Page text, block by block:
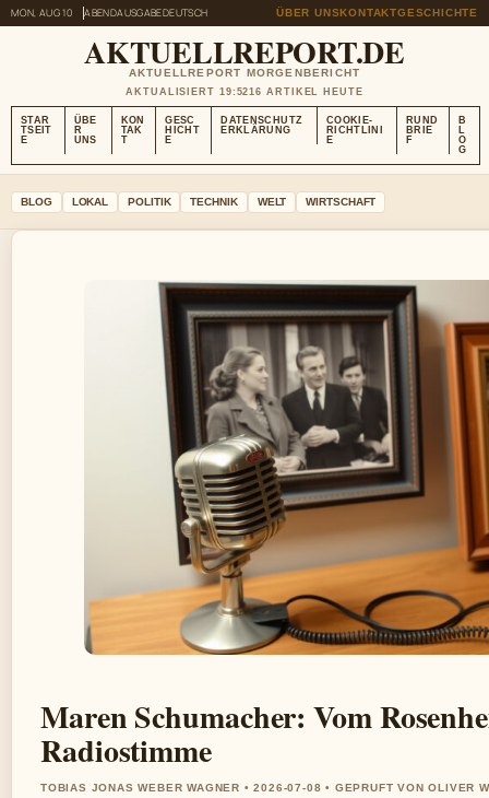
MON, AUG 10 ABENDAUSGABEDEUTSCH ÜBER UNSKONTAKTGESCHICHTE
AKTUELLREPORT.DE
AKTUELLREPORT MORGENBERICHT
AKTUALISIERT 19:5216 ARTIKEL HEUTE
STAR
TSEIT
E
ÜBE
R
UNS
KON
TAK
T
GESC
HICHT
E
DATENSCHUTZ
ERKLÄRUNG
COOKIE-
RICHTLINI
E
RUND
BRIE
F
B
L
O
G
BLOG LOKAL POLITIK TECHNIK WELT WIRTSCHAFT
Maren Schumacher: Vom
Radiostimme
TOBIAS JONAS WEBER WAGNER • 2026-07-08 • GEPRUFT VON OLIVER